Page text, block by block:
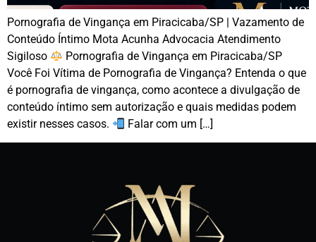
Pornografia de Vingança em Piracicaba/SP | Vazamento de
Conteúdo Íntimo Mota Acunha Advocacia Atendimento
Sigiloso
Pornografia de Vingança em Piracicaba/SP
Você Foi Vítima de Pornografia de Vingança? Entenda o que
é pornografia de vingança, como acontece a divulgação de
conteúdo íntimo sem autorização e quais medidas podem
existir nesses casos.
Falar com um […]